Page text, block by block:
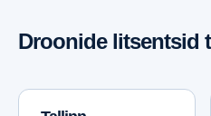
Droonide litsentsid